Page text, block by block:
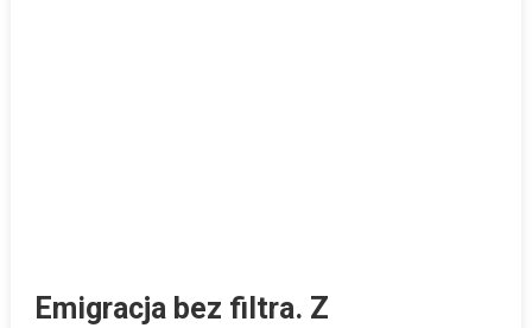
Emigracja bez filtra. Z